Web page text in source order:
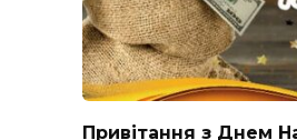
Привітання з Днем